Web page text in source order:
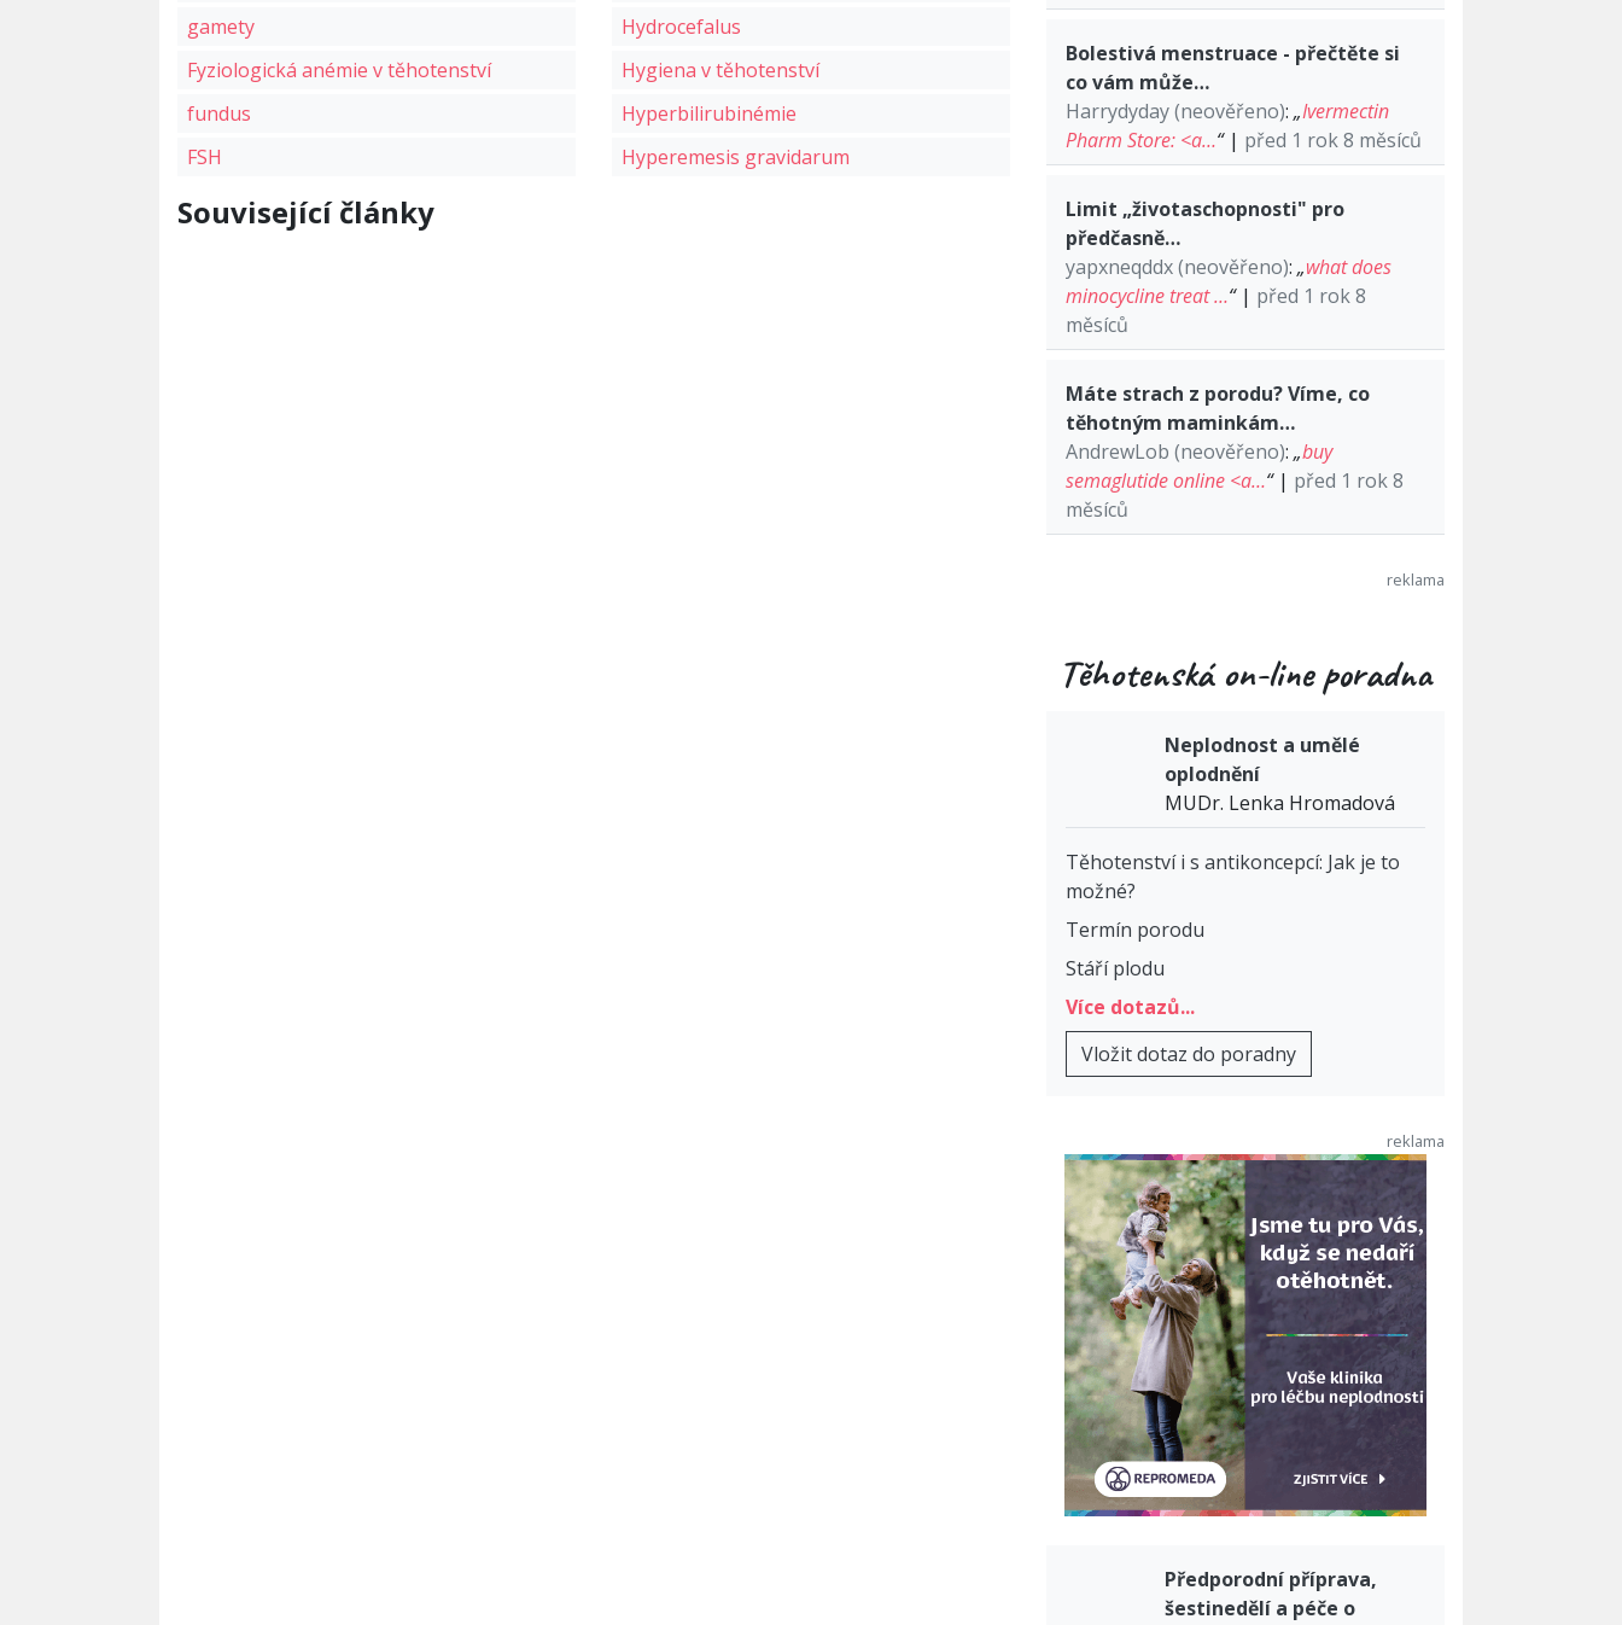
gamety
Fyziologická anémie v těhotenství
fundus
FSH
Hydrocefalus
Hygiena v těhotenství
Hyperbilirubinémie
Hyperemesis gravidarum
Související články
Bolestivá menstruace - přečtěte si
co vám může…
Harrydyday (neověřeno): „Ivermectin
Pharm Store: <a…“| před 1 rok 8 měsíců
Limit „životaschopnosti" pro
předčasně…
yapxneqddx (neověřeno): „what does
minocycline treat …“| před 1 rok 8
měsíců
Máte strach z porodu? Víme, co
těhotným maminkám…
AndrewLob (neověřeno): „buy
semaglutide online <a…“| před 1 rok 8
měsíců
Těhotenská on-line poradna
Neplodnost a umělé
oplodnění
MUDr. Lenka Hromadová
Těhotenství i s antikoncepcí: Jak je to
možné?
Termín porodu
Stáří plodu
Více dotazů...
Vložit dotaz do poradny
Předporodní příprava,
šestinedělí a péče o